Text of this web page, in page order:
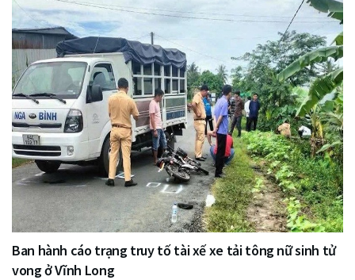
Ban hành cáo trạng truy tố tài xế xe tải tông nữ sinh tử
vong ở Vĩnh Long